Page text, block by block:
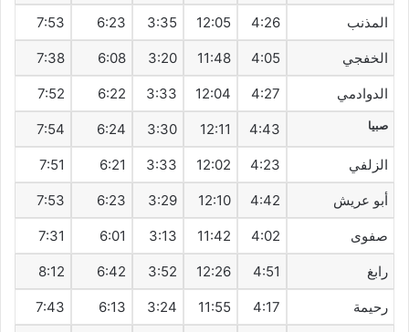
المذنب 4:26
12:05
3:35
6:23
7:53
الخفجي 4:05
11:48
3:20
6:08
7:38
الدوادمي 4:27
12:04
3:33
6:22
7:52
صبيا 4:43
12:11
3:30
6:24
7:54
الزلفي 4:23
12:02
3:33
6:21
7:51
أبو عريش 4:42
12:10
3:29
6:23
7:53
صفوى 4:02
11:42
3:13
6:01
7:31
رابغ 4:51
12:26
3:52
6:42
8:12
رحيمة 4:17
11:55
3:24
6:13
7:43